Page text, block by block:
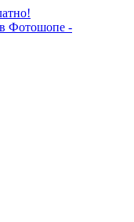
Фотошопе -